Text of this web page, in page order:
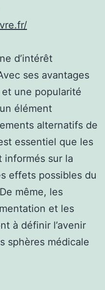
d’intérêt
ses avantages
une popularité
élément
alternatifs de
essentiel que les
informés sur la
effets possibles du
même, les
et les
à définir l’avenir
sphères médicale